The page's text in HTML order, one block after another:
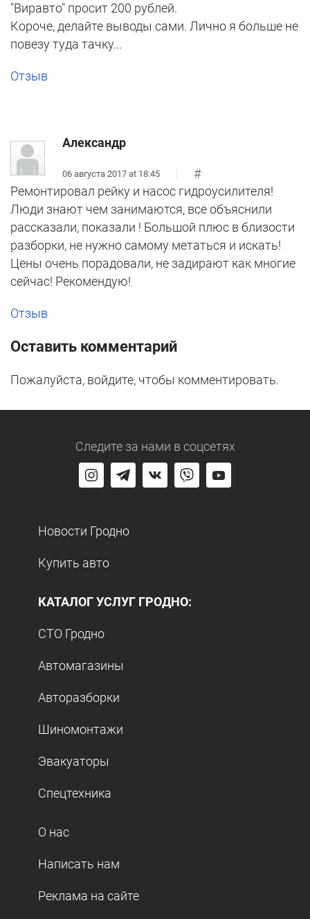
"Виравто" просит 200 рублей.
Короче, делайте выводы сами. Лично я больше не
повезу туда тачку...
Отзыв
Александр
06 августа 2017 at 18:45
#
Ремонтировал рейку и насос гидроусилителя!
Люди знают чем занимаются, все объяснили
рассказали, показали ! Большой плюс в близости
разборки, не нужно самому метаться и искать!
Цены очень порадовали, не задирают как многие
сейчас! Рекомендую!
Отзыв
Оставить комментарий
Пожалуйста, войдите, чтобы комментировать.
Следите за нами в соцсетях
Новости Гродно
Купить авто
КАТАЛОГ УСЛУГ ГРОДНО:
СТО Гродно
Автомагазины
Авторазборки
Шиномонтажи
Эвакуаторы
Спецтехника
О нас
Написать нам
Реклама на сайте